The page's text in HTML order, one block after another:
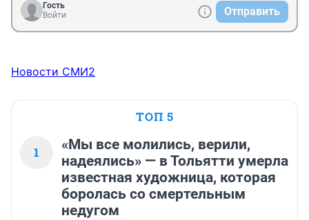
Гость
Войти
Отправить
Новости СМИ2
ТОП 5
1
«Мы все молились, верили,
надеялись» — в Тольятти умерла
известная художница, которая
боролась со смертельным
недугом